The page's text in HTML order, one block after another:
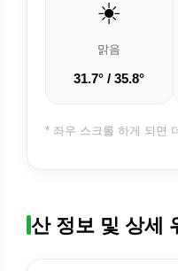
☀️
맑음
31.7° / 35.8°
* 좌우 스크롤 하게 되면
산 정보 및 상세